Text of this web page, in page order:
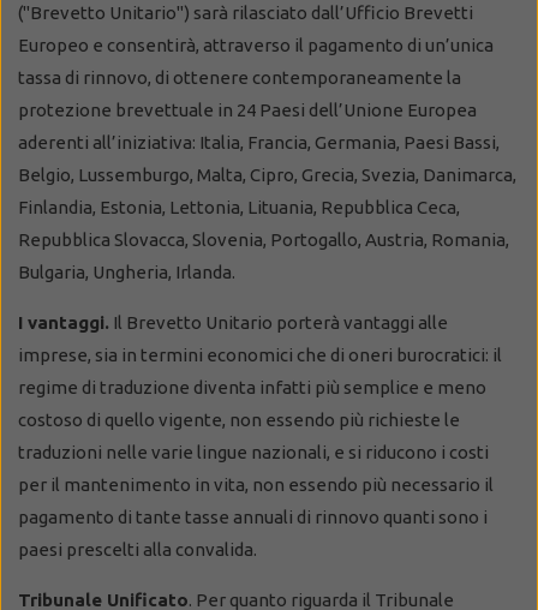
("Brevetto Unitario") sarà rilasciato dall’Ufficio Brevetti
Europeo e consentirà, attraverso il pagamento di un’unica
tassa di rinnovo, di ottenere contemporaneamente la
protezione brevettuale in 24 Paesi dell’Unione Europea
aderenti all’iniziativa: Italia, Francia, Germania, Paesi Bassi,
Belgio, Lussemburgo, Malta, Cipro, Grecia, Svezia, Danimarca,
Finlandia, Estonia, Lettonia, Lituania, Repubblica Ceca,
Repubblica Slovacca, Slovenia, Portogallo, Austria, Romania,
Bulgaria, Ungheria, Irlanda.
I vantaggi. Il Brevetto Unitario porterà vantaggi alle
imprese, sia in termini economici che di oneri burocratici: il
regime di traduzione diventa infatti più semplice e meno
costoso di quello vigente, non essendo più richieste le
traduzioni nelle varie lingue nazionali, e si riducono i costi
per il mantenimento in vita, non essendo più necessario il
pagamento di tante tasse annuali di rinnovo quanti sono i
paesi prescelti alla convalida.
Tribunale Unificato. Per quanto riguarda il Tribunale